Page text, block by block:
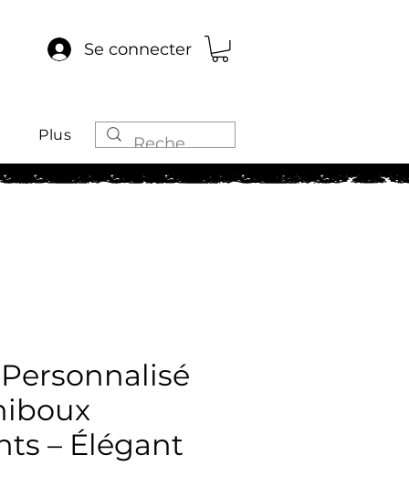
Se connecter
Plus
– Élégant